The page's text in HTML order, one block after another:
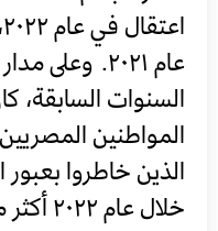
عام ٢٠٢١.
السنوات السابقة،
المواطنين
الذين خاطروا
خلال